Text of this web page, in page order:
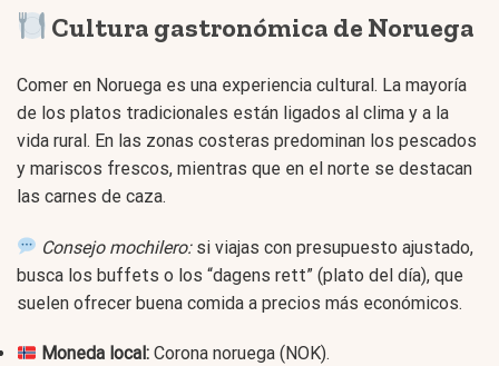
Cultura gastronómica de Noruega
Comer en Noruega es una experiencia cultural. La mayoría
de los platos tradicionales están ligados al clima y a la
vida rural. En las zonas costeras predominan los pescados
y mariscos frescos, mientras que en el norte se destacan
las carnes de caza.
Consejo mochilero:si viajas con presupuesto ajustado,
busca los buffets o los “dagens rett” (plato del día), que
suelen ofrecer buena comida a precios más económicos.
Moneda local: Corona noruega (NOK).